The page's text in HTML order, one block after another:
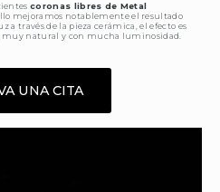
coronas libres de Metal
mejoramos notablemente el resultado
a través de la pieza cerámica, el efecto es
muy natural y con mucha luminosidad.
UNA CITA